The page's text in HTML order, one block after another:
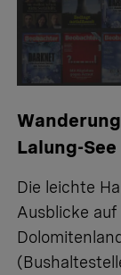
Lalung-See
Die leichte
Ausblicke